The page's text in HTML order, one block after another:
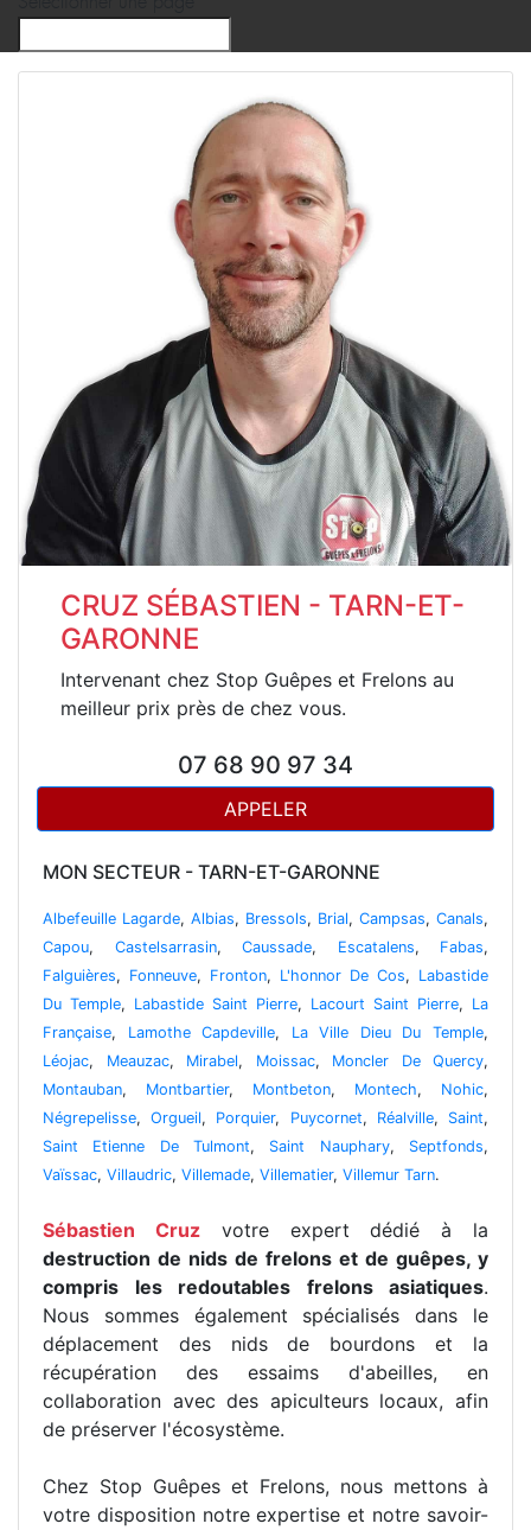
CRUZ SÉBASTIEN - TARN-ET-
GARONNE
Intervenant chez Stop Guêpes et Frelons au
meilleur prix près de chez vous.
07 68 90 97 34
APPELER
MON SECTEUR - TARN-ET-GARONNE
Albefeuille Lagarde, Albias, Bressols, Brial, Campsas, Canals,
Capou, Castelsarrasin, Caussade, Escatalens, Fabas,
Falguières, Fonneuve, Fronton, L'honnor De Cos, Labastide
Du Temple, Labastide Saint Pierre, Lacourt Saint Pierre, La
Française, Lamothe Capdeville, La Ville Dieu Du Temple,
Léojac, Meauzac, Mirabel, Moissac, Moncler De Quercy,
Montauban, Montbartier, Montbeton, Montech, Nohic,
Négrepelisse,Orgueil, Porquier, Puycornet, Réalville, Saint,
Saint Etienne De Tulmont, Saint Nauphary, Septfonds,
Vaïssac, Villaudric, Villemade, Villematier, Villemur Tarn.
Sébastien Cruzvotre expert dédié à la
destruction de nids de frelons et de guêpes, y
compris les redoutables frelons asiatiques.
Nous sommes également spécialisés dans le
déplacement des nids de bourdons et la
récupération des essaims d'abeilles, en
collaboration avec des apiculteurs locaux, afin
de préserver l'écosystème.
Chez Stop Guêpes et Frelons, nous mettons à
votre disposition notre expertise et notre savoir-